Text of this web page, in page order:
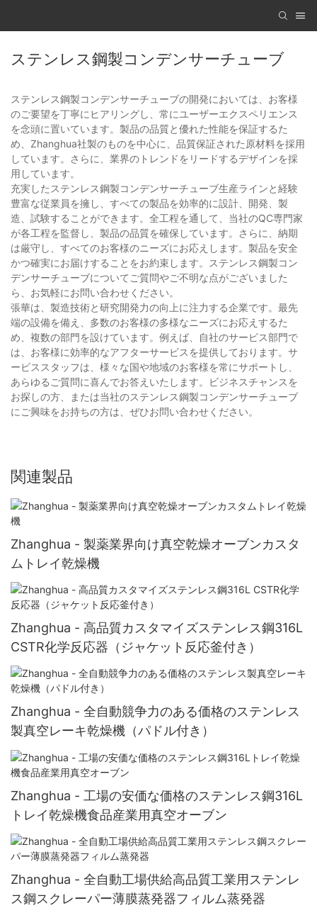
ステンレス鋼製コンデンサーチューブ
ステンレス鋼製コンデンサーチューブの開発においては、お客様
のご要望を丁寧にヒアリングし、常にユーザーエクスペリエンス
を念頭に置いています。製品の品質と優れた性能を保証するた
め、Zhanghua社製のものを中心に、品質保証された原材料を採用
しています。さらに、業界のトレンドをリードするデザインを採
用しています。
充実したステンレス鋼製コンデンサーチューブ生産ラインと経験
豊富な従業員を擁し、すべての製品を効率的に設計、開発、製
造、試験することができます。全工程を通して、当社のQC専門家
が各工程を監督し、製品の品質を確保しています。さらに、納期
は厳守し、すべてのお客様のニーズにお応えします。製品を安全
かつ確実にお届けすることをお約束します。ステンレス鋼製コン
デンサーチューブについてご質問やご不明な点がございました
ら、お気軽にお問い合わせください。
張華は、製造技術と研究開発力の向上に注力する企業です。最先
端の設備を備え、多数のお客様の多様なニーズにお応えするた
め、複数の部門を設けています。例えば、自社のサービス部門で
は、お客様に効率的なアフターサービスを提供しております。サ
ービススタッフは、様々な国や地域のお客様を常にサポートし、
あらゆるご質問に喜んでお答えいたします。ビジネスチャンスを
お探しの方、または当社のステンレス鋼製コンデンサーチューブ
にご興味をお持ちの方は、ぜひお問い合わせください。
関連製品
Zhanghua - 製薬業界向け真空乾燥オーブンカスタ
ムトレイ乾燥機
Zhanghua - 高品質カスタマイズステンレス鋼316L
CSTR化学反応器（ジャケット反応釜付き）
Zhanghua - 全自動競争力のある価格のステンレス
製真空レーキ乾燥機（パドル付き）
Zhanghua - 工場の安価な価格のステンレス鋼316L
トレイ乾燥機食品産業用真空オーブン
Zhanghua - 全自動工場供給高品質工業用ステンレ
ス鋼スクレーパー薄膜蒸発器フィルム蒸発器